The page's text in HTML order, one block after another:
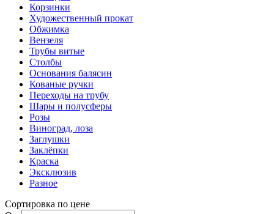
Корзинки
Художественный прокат
Обжимка
Вензеля
Трубы витые
Столбы
Основания балясин
Кованые ручки
Переходы на трубу
Шары и полусферы
Розы
Виноград, лоза
Заглушки
Заклёпки
Краска
Эксклюзив
Разное
Сортировка по цене